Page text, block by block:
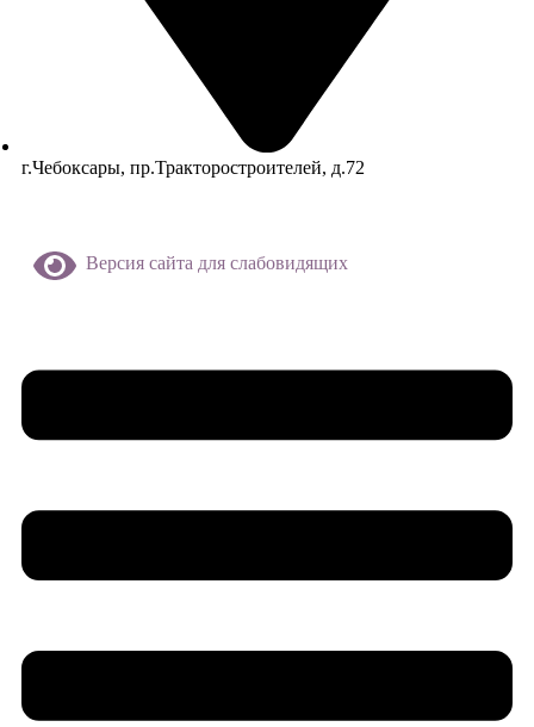
г.Чебоксары, пр.Тракторостроителей, д.72
Версия сайта для слабовидящих